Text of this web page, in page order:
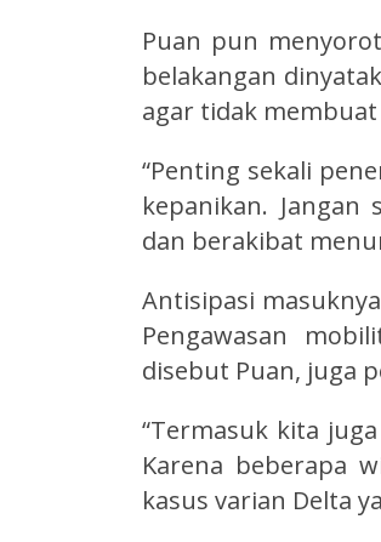
Puan pun
belakangan
agar tidak
“Penting sekali
kepanikan.
dan berakibat
Antisipasi
Pengawasan
disebut Puan, juga
“Termasuk kita
Karena beberapa
kasus varian Delta